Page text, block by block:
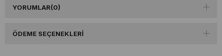
YORUMLAR(0)
ÖDEME SEÇENEKLERI